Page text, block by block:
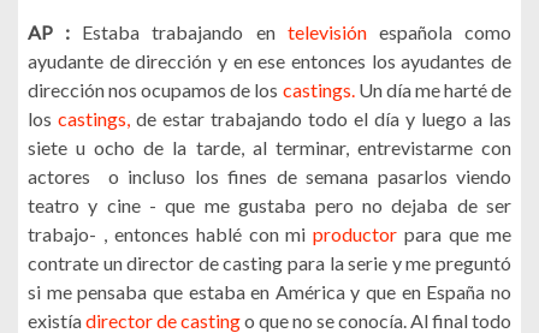
AP : Estaba trabajando entelevisiónespañola como
ayudante de dirección y en ese entonces los ayudantes de
dirección nos ocupamos de los castings.Un día me harté de
los castings, de estar trabajando todo el día y luego a las
siete u ocho de la tarde, al terminar, entrevistarme con
actores o incluso los fines de semana pasarlos viendo
teatro y cine - que me gustaba pero no dejaba de ser
trabajo- , entonces hablé con miproductor para que me
contrate un director de casting para la serie y me preguntó
si me pensaba que estaba en América y que en España no
existíadirector de castingo que no se conocía. Al final todo